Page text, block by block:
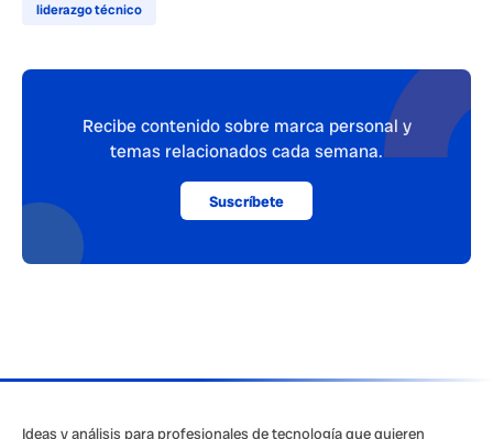
liderazgo técnico
Recibe contenido sobre marca personal y
temas relacionados cada semana.
Suscríbete
Ideas y análisis para profesionales de tecnología que quieren